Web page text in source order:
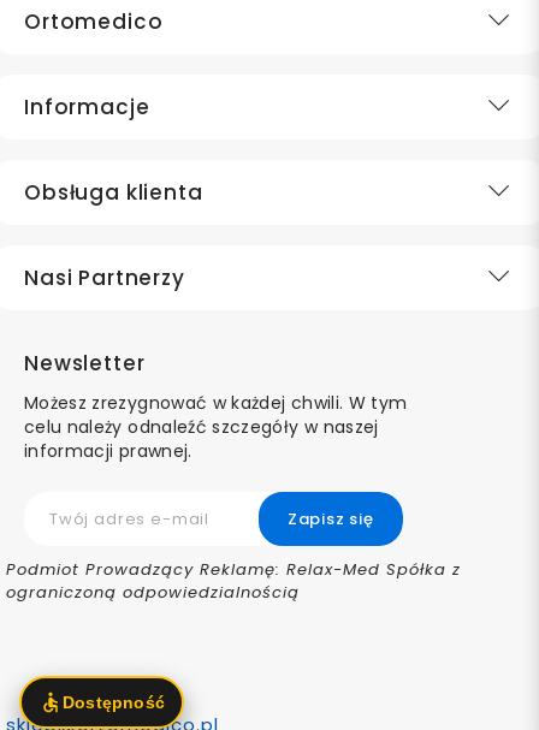
Ortomedico
Informacje
Obsługa klienta
Nasi Partnerzy
Newsletter
Możesz zrezygnować w każdej chwili. W tym
celu należy odnaleźć szczegóły w naszej
informacji prawnej.
Podmiot Prowadzący Reklamę: Relax-Med Spółka z
ograniczoną odpowiedzialnością
sklep@ortomedico.pl